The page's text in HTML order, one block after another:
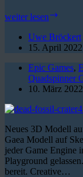
weiter lesen
Edge
Uwe Bröckert
15. April 2022
Epic Games,
Quadspinner
10. März 2022
Neues 3D Modell
Gaea Modell auf
jeder Game Engine
Playground
bereit. Creative…